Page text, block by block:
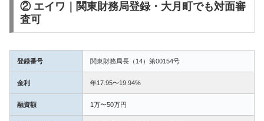
② エイワ｜関東財務局登録・大月町でも対面審
査可
登録番号 関東財務局長（14）第00154号
金利 年17.95〜19.94%
融資額 1万〜50万円